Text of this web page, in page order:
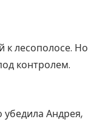
лесополосе. Но
контролем.
Андрея,